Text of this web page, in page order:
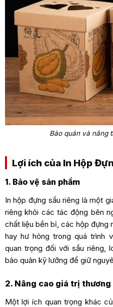
Bảo quản và nâng
Lợi ích của In Hộp
1. Bảo vệ sản phẩm
In hộp đựng sầu riêng là một
riêng khỏi các tác động bên
chất liệu bền bỉ, các hộp đựng
hay hư hỏng trong quá trình
quan trọng đối với sầu riêng,
bảo quản kỹ lưỡng để giữ
2. Nâng cao giá trị thương
Một lợi ích quan trọng khác